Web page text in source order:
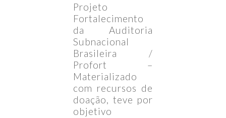
Projeto
Fortalecimento
da Auditoria
Subnacional
Brasileira /
Profort –
Materializado
com recursos de
doação, teve por
objetivo